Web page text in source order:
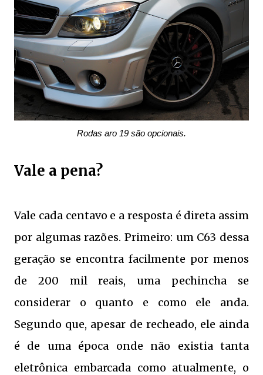
Rodas aro 19 são opcionais.
Vale a pena?
Vale cada centavo e a resposta é direta assim
por algumas razões. Primeiro: um C63 dessa
geração se encontra facilmente por menos
de 200 mil reais, uma pechincha se
considerar o quanto e como ele anda.
Segundo que, apesar de recheado, ele ainda
é de uma época onde não existia tanta
eletrônica embarcada como atualmente, o